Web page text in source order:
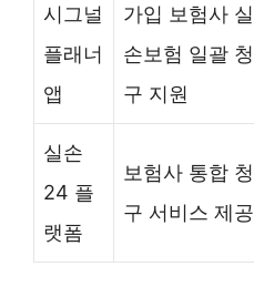
시그널
플래너
앱
가입 보험사 실
손보험 일괄 청
구 지원
실손
24 플
랫폼
보험사 통합 청
구 서비스 제공